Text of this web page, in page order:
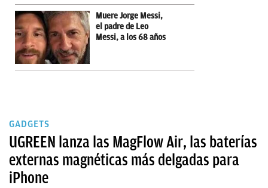
Muere Jorge Messi,
el padre de Leo
Messi, a los 68 años
GADGETS
UGREEN lanza las MagFlow Air, las baterías
externas magnéticas más delgadas para
iPhone